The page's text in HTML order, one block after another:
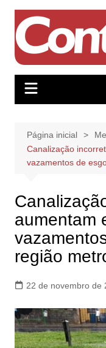
conteúdo
Página inicial
Canalização
vazamentos de
aumentam
região
22 de novembro de